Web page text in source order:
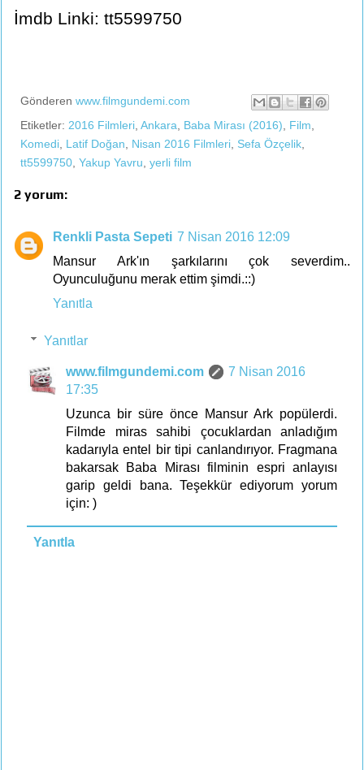
İmdb Linki: tt5599750
Gönderen www.filmgundemi.com
Etiketler: 2016 Filmleri Ankara Baba Mirası (2016) Film
Komedi Latif Doğan Nisan 2016 Filmleri Sefa Özçelik
tt5599750 Yakup Yavru yerli film
2 yorum:
Renkli Pasta Sepeti 7 Nisan 2016 12:09
Mansur Ark'ın şarkılarını çok severdim..
Oyunculuğunu merak ettim şimdi.::)
Yanıtla
Yanıtlar
www.filmgundemi.com
7 Nisan 2016
17:35
Uzunca bir süre önce Mansur Ark popülerdi.
Filmde miras sahibi çocuklardan anladığım
kadarıyla entel bir tipi canlandırıyor. Fragmana
bakarsak Baba Mirası filminin espri anlayısı
garip geldi bana. Teşekkür ediyorum yorum
için: )
Yanıtla